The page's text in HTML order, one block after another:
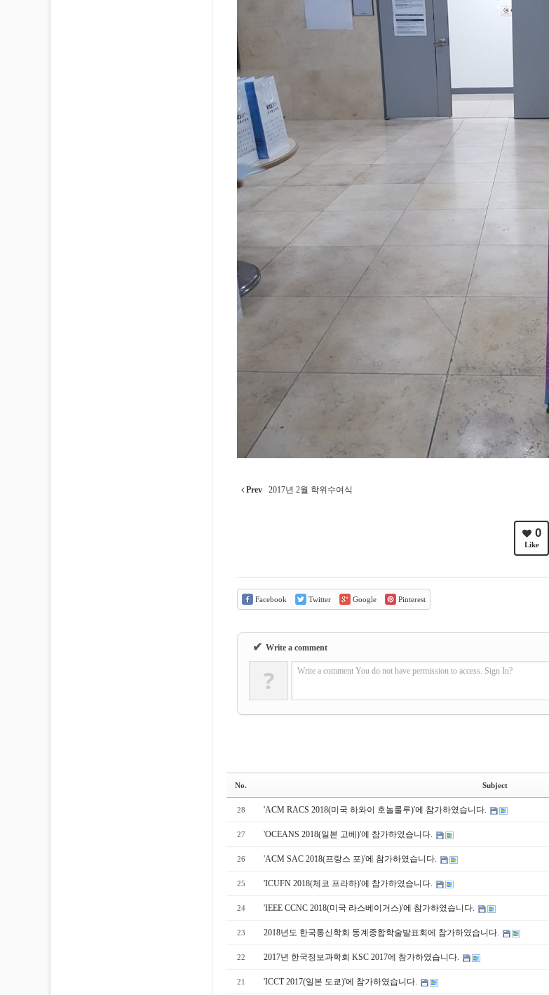
Prev 2017년 2월 학위수여식
0
Like
Facebook Twitter Google Pinterest
✔ Write a comment
? Write a comment You do not have permission to access. Sign In?
No. Subject
28 'ACM RACS 2018(미국 하와이 호놀룰루)'에 참가하였습니다.
27 'OCEANS 2018(일본 고베)'에 참가하였습니다.
26 'ACM SAC 2018(프랑스 포)'에 참가하였습니다.
25 'ICUFN 2018(체코 프라하)'에 참가하였습니다.
24 'IEEE CCNC 2018(미국 라스베이거스)'에 참가하였습니다.
23 2018년도 한국통신학회 동계종합학술발표회에 참가하였습니다.
22 2017년 한국정보과학회 KSC 2017에 참가하였습니다.
21 'ICCT 2017(일본 도쿄)'에 참가하였습니다.